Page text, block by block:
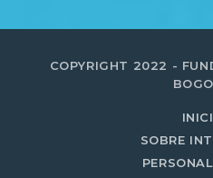
COPYRIGHT 2022 -
SOBRE